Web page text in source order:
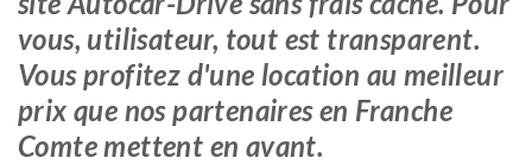
vous, utilisateur, tout est transparent.
Vous profitez d'une location au meilleur
prix que nos partenaires en Franche
Comte mettent en avant.